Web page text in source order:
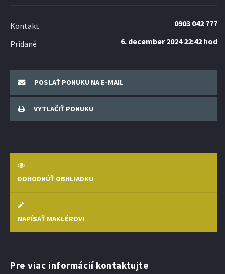
Kontakt 0903 042 777
Pridané 6. december 2024 22:42 hod
POSLAŤ PONUKU NA E-MAIL
VYTLAČIŤ PONUKU
DOHODNÚŤ OBHLIADKU
NAPÍSAŤ MAKLÉROVI
Pre viac informácií kontaktujte